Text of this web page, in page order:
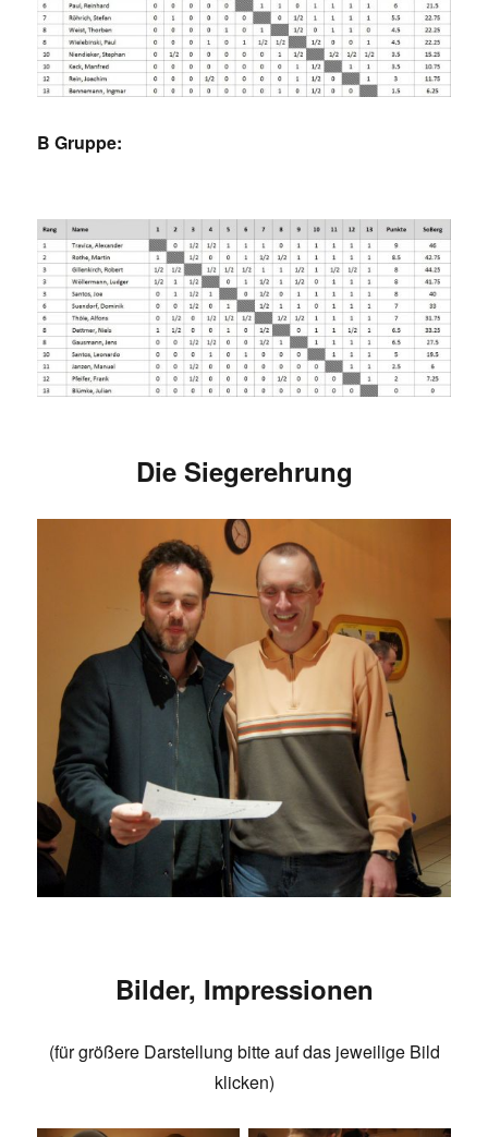
B Gruppe:
Die Siegerehrung
Bilder, Impressionen
(für größere Darstellung bitte auf das jeweilige Bild
klicken)